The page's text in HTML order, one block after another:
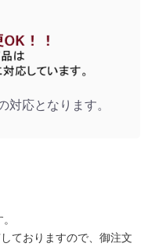
対応となります。
ておりますので、御注文